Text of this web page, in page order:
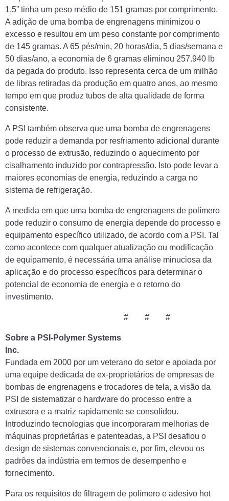
1,5” tinha um peso médio de 151 gramas por comprimento.
A adição de uma bomba de engrenagens minimizou o
excesso e resultou em um peso constante por comprimento
de 145 gramas. A 65 pés/min, 20 horas/dia, 5 dias/semana e
50 dias/ano, a economia de 6 gramas eliminou 257.940 lb
da pegada do produto. Isso representa cerca de um milhão
de libras retiradas da produção em quatro anos, ao mesmo
tempo em que produz tubos de alta qualidade de forma
consistente.
A PSI também observa que uma bomba de engrenagens
pode reduzir a demanda por resfriamento adicional durante
o processo de extrusão, reduzindo o aquecimento por
cisalhamento induzido por contrapressão. Isto pode levar a
maiores economias de energia, reduzindo a carga no
sistema de refrigeração.
A medida em que uma bomba de engrenagens de polímero
pode reduzir o consumo de energia depende do processo e
equipamento específico utilizado, de acordo com a PSI. Tal
como acontece com qualquer atualização ou modificação
de equipamento, é necessária uma análise minuciosa da
aplicação e do processo específicos para determinar o
potencial de economia de energia e o retorno do
investimento.
# # #
Sobre a PSI-Polymer Systems
Inc.
Fundada em 2000 por um veterano do setor e apoiada por
uma equipe dedicada de ex-proprietários de empresas de
bombas de engrenagens e trocadores de tela, a visão da
PSI de sistematizar o hardware do processo entre a
extrusora e a matriz rapidamente se consolidou.
Introduzindo tecnologias que incorporaram melhorias de
máquinas proprietárias e patenteadas, a PSI desafiou o
design de sistemas convencionais e, por fim, elevou os
padrões da indústria em termos de desempenho e
fornecimento.
Para os requisitos de filtragem de polímero e adesivo hot